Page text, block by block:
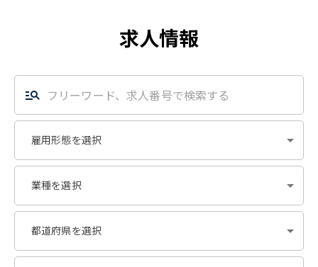
求人情報
雇用形態を選択
業種を選択
都道府県を選択